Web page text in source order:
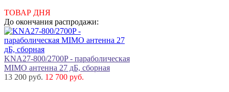
ТОВАР ДНЯ
До окончания распродажи:
KNA27-800/2700P - параболическая
MIMO антенна 27 дБ, сборная
13 200 руб. 12 700 руб.